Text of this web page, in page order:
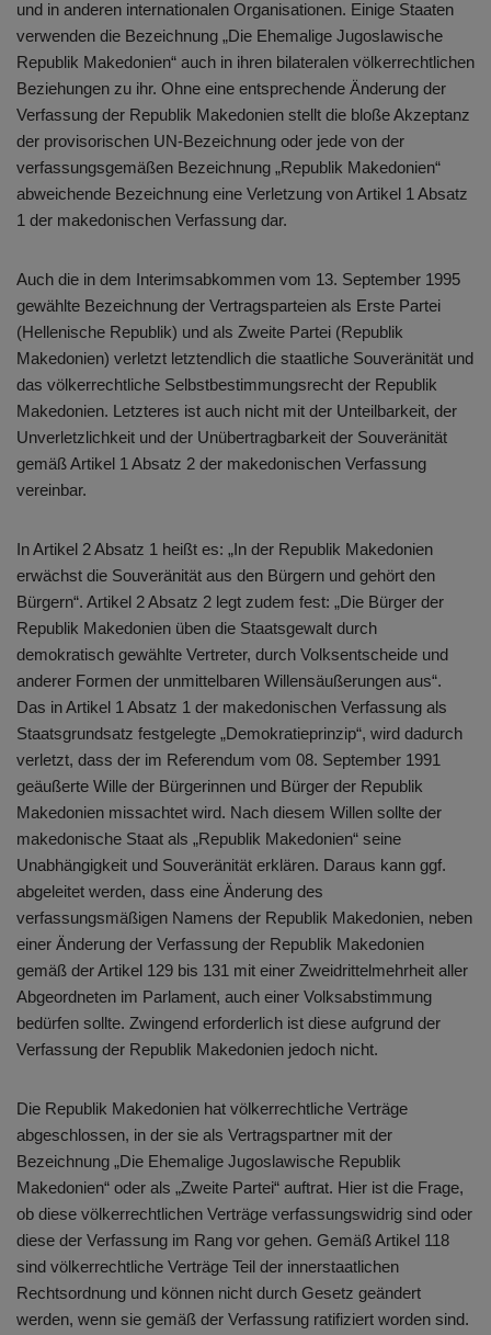
und in anderen internationalen Organisationen. Einige Staaten
verwenden die Bezeichnung „Die Ehemalige Jugoslawische
Republik Makedonien“ auch in ihren bilateralen völkerrechtlichen
Beziehungen zu ihr. Ohne eine entsprechende Änderung der
Verfassung der Republik Makedonien stellt die bloße Akzeptanz
der provisorischen UN-Bezeichnung oder jede von der
verfassungsgemäßen Bezeichnung „Republik Makedonien“
abweichende Bezeichnung eine Verletzung von Artikel 1 Absatz
1 der makedonischen Verfassung dar.
Auch die in dem Interimsabkommen vom 13. September 1995
gewählte Bezeichnung der Vertragsparteien als Erste Partei
(Hellenische Republik) und als Zweite Partei (Republik
Makedonien) verletzt letztendlich die staatliche Souveränität und
das völkerrechtliche Selbstbestimmungsrecht der Republik
Makedonien. Letzteres ist auch nicht mit der Unteilbarkeit, der
Unverletzlichkeit und der Unübertragbarkeit der Souveränität
gemäß Artikel 1 Absatz 2 der makedonischen Verfassung
vereinbar.
In Artikel 2 Absatz 1 heißt es: „In der Republik Makedonien
erwächst die Souveränität aus den Bürgern und gehört den
Bürgern“. Artikel 2 Absatz 2 legt zudem fest: „Die Bürger der
Republik Makedonien üben die Staatsgewalt durch
demokratisch gewählte Vertreter, durch Volksentscheide und
anderer Formen der unmittelbaren Willensäußerungen aus“.
Das in Artikel 1 Absatz 1 der makedonischen Verfassung als
Staatsgrundsatz festgelegte „Demokratieprinzip“, wird dadurch
verletzt, dass der im Referendum vom 08. September 1991
geäußerte Wille der Bürgerinnen und Bürger der Republik
Makedonien missachtet wird. Nach diesem Willen sollte der
makedonische Staat als „Republik Makedonien“ seine
Unabhängigkeit und Souveränität erklären. Daraus kann ggf.
abgeleitet werden, dass eine Änderung des
verfassungsmäßigen Namens der Republik Makedonien, neben
einer Änderung der Verfassung der Republik Makedonien
gemäß der Artikel 129 bis 131 mit einer Zweidrittelmehrheit aller
Abgeordneten im Parlament, auch einer Volksabstimmung
bedürfen sollte. Zwingend erforderlich ist diese aufgrund der
Verfassung der Republik Makedonien jedoch nicht.
Die Republik Makedonien hat völkerrechtliche Verträge
abgeschlossen, in der sie als Vertragspartner mit der
Bezeichnung „Die Ehemalige Jugoslawische Republik
Makedonien“ oder als „Zweite Partei“ auftrat. Hier ist die Frage,
ob diese völkerrechtlichen Verträge verfassungswidrig sind oder
diese der Verfassung im Rang vor gehen. Gemäß Artikel 118
sind völkerrechtliche Verträge Teil der innerstaatlichen
Rechtsordnung und können nicht durch Gesetz geändert
werden, wenn sie gemäß der Verfassung ratifiziert worden sind.